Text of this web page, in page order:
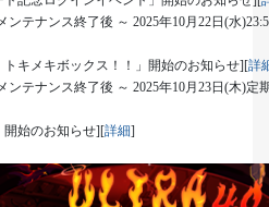
テナンス終了後 ～ 2025年10月22日(水
キメキボックス！！」開始のお知らせ][詳
テナンス終了後 ～ 2025年10月23日(木)定
始のお知らせ][詳細]